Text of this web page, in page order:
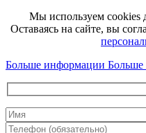
Мы используем cookies
Оставаясь на сайте, вы
Больше информации